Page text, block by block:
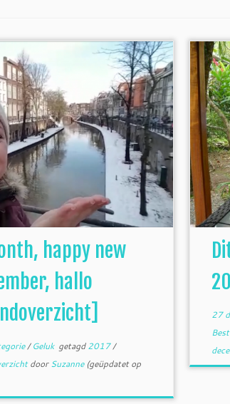
happy new
hallo
/Geluk getagd2017/
doorSuzanne(geüpdatet op
27